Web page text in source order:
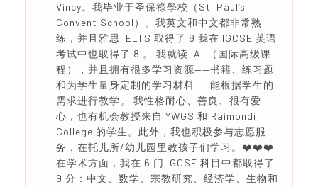
Vincy。我毕业于圣保祿學校（St. Paul’s
Convent School）。我英文和中文都非常熟
练，并且雅思 IELTS 取得了 8 我在 IGCSE 英语
考试中也取得了 8 。 我就读 IAL（国际高级课
程），并且拥有很多学习资源——书籍、练习题
和为学生量身定制的学习材料——能根据学生的
需求进行教学。 我性格耐心、善良、很有爱
心，也有机会教授来自 YWGS 和 Raimondi
College 的学生。此外，我也积极参与志愿服
务，在托儿所/幼儿园里教孩子们学习。❤️❤️❤️
在学术方面，我在 6 门 IGCSE 科目中都取得了
9 分：中文、数学、宗教研究、经济学、生物和